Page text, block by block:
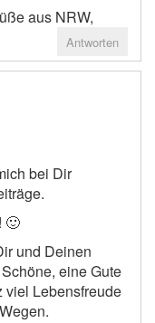
aus NRW,
Antworten
bei Dir
🙂
und Deinen
eine Gute
viel Lebensfreude